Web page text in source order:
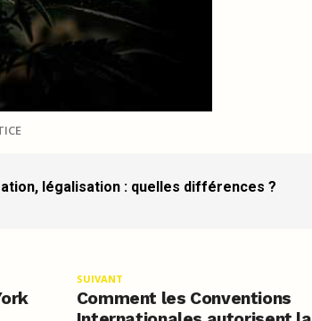
légalisation : quelles différences ?
SUIVANT
Comment les Conventions